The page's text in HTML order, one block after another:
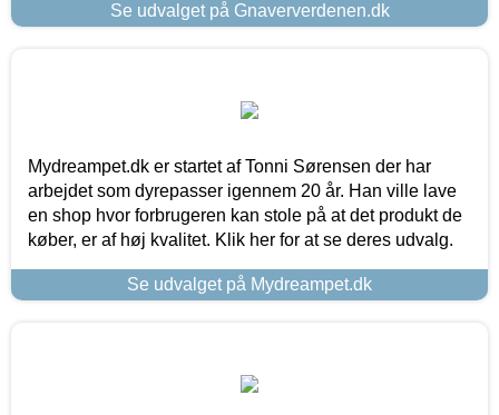
Se udvalget på Gnaververdenen.dk
Mydreampet.dk er startet af Tonni Sørensen der har
arbejdet som dyrepasser igennem 20 år. Han ville lave
en shop hvor forbrugeren kan stole på at det produkt de
køber, er af høj kvalitet. Klik her for at se deres udvalg.
Se udvalget på Mydreampet.dk